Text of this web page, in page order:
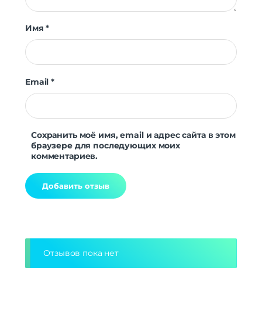
Имя*
Email*
Сохранить моё имя, email и адрес сайта в этом
браузере для последующих моих
комментариев.
Отзывов пока нет